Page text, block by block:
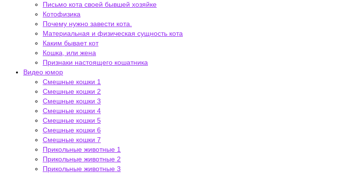
Письмо кота своей бывшей хозяйке
Котофизика
Почему нужно завести кота.
Материальная и физическая сущность кота
Каким бывает кот
Кошка, или жена
Признаки настоящего кошатника
Видео юмор
Смешные кошки 1
Смешные кошки 2
Смешные кошки 3
Смешные кошки 4
Смешные кошки 5
Смешные кошки 6
Смешные кошки 7
Прикольные животные 1
Прикольные животные 2
Прикольные животные 3